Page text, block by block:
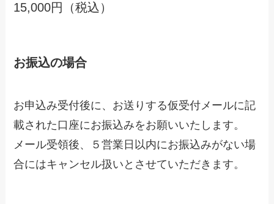
15,000円（税込）
お振込の場合
お申込み受付後に、お送りする仮受付メールに記
載された口座にお振込みをお願いいたします。
メール受領後、５営業日以内にお振込みがない場
合にはキャンセル扱いとさせていただきます。